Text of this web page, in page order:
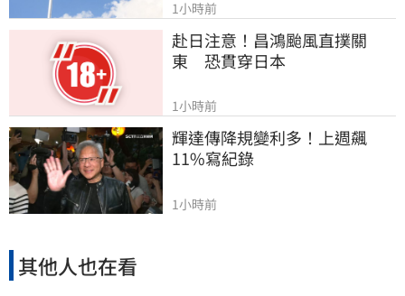
1小時前
赴日注意！昌鴻颱風直撲關
東　恐貫穿日本
1小時前
輝達傳降規變利多！上週飆
11%寫紀錄
1小時前
其他人也在看